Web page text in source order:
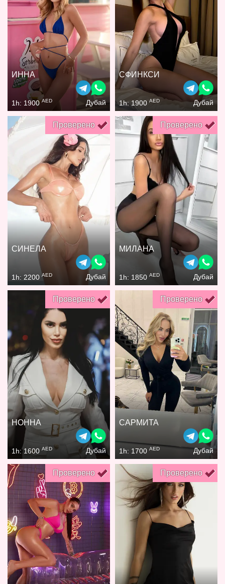
ИННА
1h: 1900 AED Дубай
СФИНКСИ
1h: 1900 AED Дубай
Проверено
СИНЕЛА
1h: 2200 AED Дубай
Проверено
МИЛАНА
1h: 1850 AED Дубай
Проверено
НОННА
1h: 1600 AED Дубай
Проверено
САРМИТА
1h: 1700 AED Дубай
Проверено Проверено